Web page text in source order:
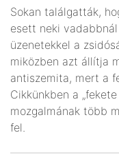
Sokan találgatták,
esett neki
üzenetekkel a
miközben azt állítja
antiszemita, mert a
Cikkünkben a
mozgalmának több
fel.